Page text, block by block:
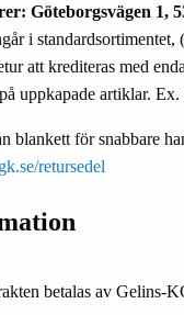
Göteborgsvägen 1,
i standardsortimentet,
att krediteras med
uppkapade artiklar.
blankett för snabbare
retursedel
betalas av Gelins-